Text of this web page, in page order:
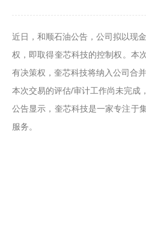
近日，和顺石油公告，公司拟以现
权，即取得奎芯科技的控制权。本
有决策权，奎芯科技将纳入公司合
本次交易的评估/审计工作尚未完成
公告显示，奎芯科技是一家专注于
服务。